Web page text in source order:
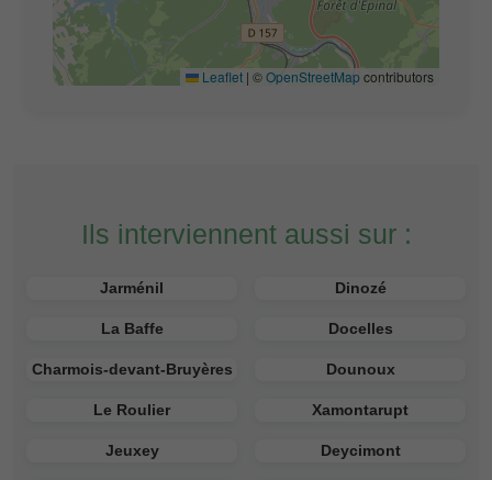
Leaflet | ©OpenStreetMapcontributors
Ils interviennent aussi sur :
Jarménil Dinozé
La Baffe Docelles
Charmois-devant-Bruyères Dounoux
Le Roulier Xamontarupt
Jeuxey Deycimont